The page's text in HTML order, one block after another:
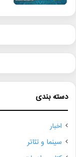
دسته بندی
اخبار
سینما و تئاتر